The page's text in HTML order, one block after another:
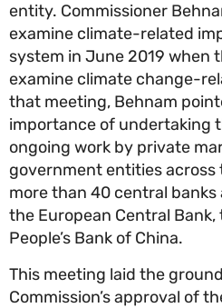
entity. Commissioner
examine climate-
system in June 2019
examine climate
that meeting, Behnam
importance of
ongoing work by private
government entities
more than 40 central
the European Central
People’s Bank of China.
This meeting laid the
Commission’s approval